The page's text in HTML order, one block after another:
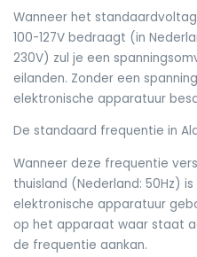
Wanneer het
100-127V bedraagt (in
230V) zul je een
eilanden. Zonder een
elektronische apparatuur
De standaard frequentie in
Wanneer deze frequentie
thuisland (Nederland: 50Hz)
elektronische apparatuur
op het apparaat waar staat
de frequentie aankan.